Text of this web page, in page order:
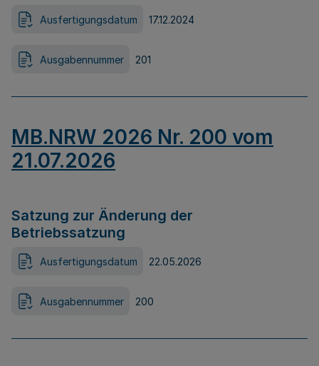
Ausfertigungsdatum 17.12.2024
Ausgabennummer 201
MB.NRW 2026 Nr. 200 vom
21.07.2026
Satzung zur Änderung der
Betriebssatzung
Ausfertigungsdatum 22.05.2026
Ausgabennummer 200